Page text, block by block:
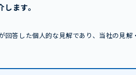
ます。
答した個人的な見解であり、当社の見解